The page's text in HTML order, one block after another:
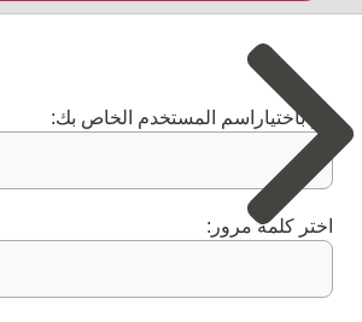
قم باختياراسم المستخدم الخاص بك:
اختر كلمة مرور: